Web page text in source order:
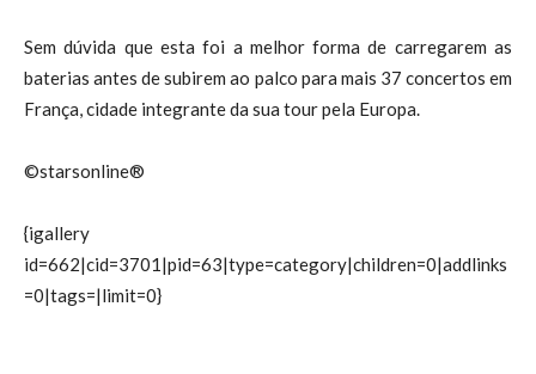
Sem dúvida que esta foi a melhor forma de carregarem as
baterias antes de subirem ao palco para mais 37 concertos em
França, cidade integrante da sua tour pela Europa.
©starsonline®
{igallery
id=662|cid=3701|pid=63|type=category|children=0|addlinks
=0|tags=|limit=0}